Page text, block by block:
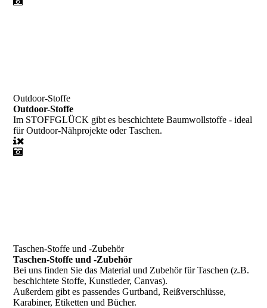
Outdoor-Stoffe
Outdoor-Stoffe
Im STOFFGLÜCK gibt es beschichtete Baumwollstoffe - ideal
für Outdoor-Nähprojekte oder Taschen.
Taschen-Stoffe und -Zubehör
Taschen-Stoffe und -Zubehör
Bei uns finden Sie das Material und Zubehör für Taschen (z.B.
beschichtete Stoffe, Kunstleder, Canvas).
Außerdem gibt es passendes Gurtband, Reißverschlüsse,
Karabiner, Etiketten und Bücher.